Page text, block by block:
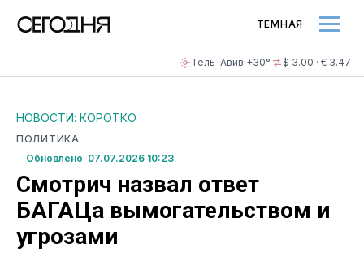
Тель-Авив +30° $ 3.00 · € 3.47
ТЕМНАЯ
НОВОСТИ: КОРОТКО
ПОЛИТИКА
Обновлено 07.07.2026 10:23
Смотрич назвал ответ
БАГАЦа вымогательством и
угрозами